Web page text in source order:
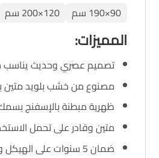
90×190 سم 120×200 سم
المميزات:
تصميم عصري وحديث يناسب
مصنوع من خشب بلويد متين
ظهرية مبطنة بالإسفنج بسمك 23 سم لراحة
متين وقادر على تحمل
ضمان 5 سنوات على الهيكل وجودة التصنيع.